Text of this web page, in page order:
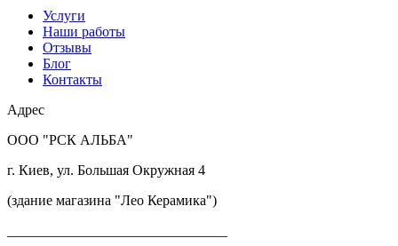
Услуги
Наши работы
Отзывы
Блог
Контакты
Адрес
ООО "РСК АЛЬБА"
г. Киев, ул. Большая Окружная 4
(здание магазина "Лео Керамика")